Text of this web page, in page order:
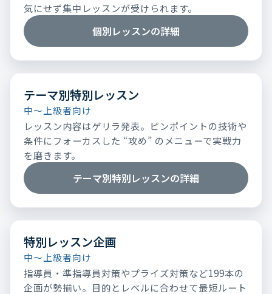
気にせず集中レッスンが受けられます。
個別レッスンの詳細
テーマ別特別レッスン
中～上級者向け
レッスン内容はゲリラ発表。ピンポイントの技術や
条件にフォーカスした “攻め” のメニューで実戦力
を磨きます。
テーマ別特別レッスンの詳細
特別レッスン企画
中～上級者向け
指導員・準指導員対策やプライズ対策など199本の
企画が勢揃い。目的とレベルに合わせて最短ルート